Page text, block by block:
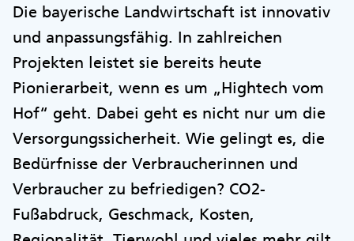
Die bayerische Landwirtschaft ist innovativ
und anpassungsfähig. In zahlreichen
Projekten leistet sie bereits heute
Pionierarbeit, wenn es um „Hightech vom
Hof“ geht. Dabei geht es nicht nur um die
Versorgungssicherheit. Wie gelingt es, die
Bedürfnisse der Verbraucherinnen und
Verbraucher zu befriedigen? CO2-
Fußabdruck, Geschmack, Kosten,